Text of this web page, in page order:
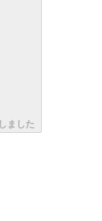
ました